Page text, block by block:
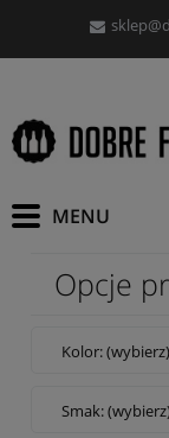
Opcje
Kolor: (wybierz)
Smak: